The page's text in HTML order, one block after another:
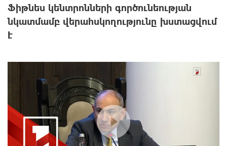
Ֆիթնես կենտրոնների գործունեության
նկատմամբ վերահսկողությունը խստացվում
է